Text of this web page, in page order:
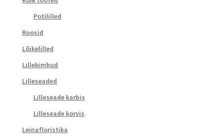
Potililled
Roosid
Lõikelilled
Lillekimbud
Lilleseaded
Lilleseade karbis
Lilleseade korvis
Leinafloristika